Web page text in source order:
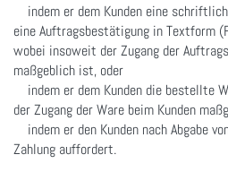
indem er dem Kunden eine
eine Auftragsbestätigung in Textform
wobei insoweit der Zugang der
maßgeblich ist, oder
indem er dem Kunden die bestellte
der Zugang der Ware beim Kunden
indem er den Kunden nach Abgabe
Zahlung auffordert.